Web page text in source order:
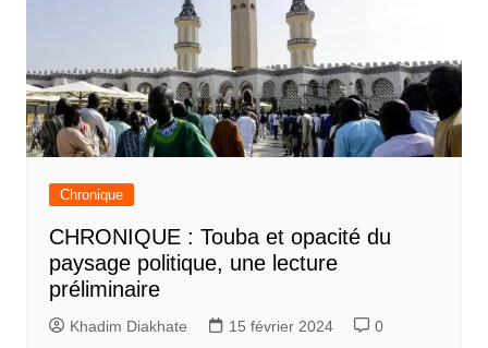
Chronique
CHRONIQUE : Touba et opacité du
paysage politique, une lecture
préliminaire
Khadim Diakhate 15 février 2024 0